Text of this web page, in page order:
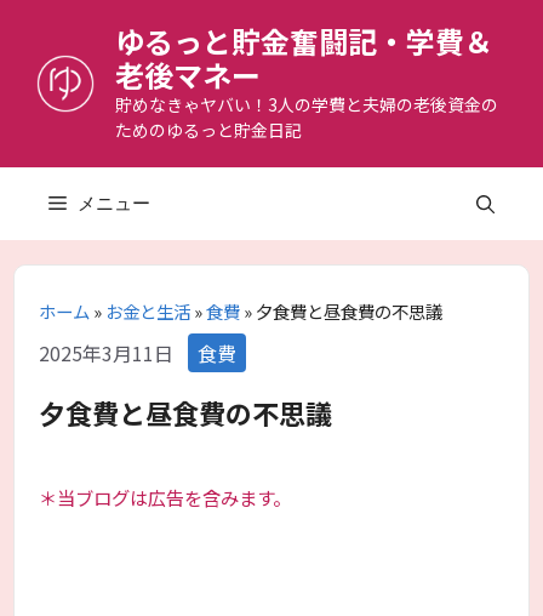
へ
ゆるっと貯金奮闘記・学費＆
老後マネー
貯めなきゃヤバい！3人の学費と夫婦の老後資金の
ためのゆるっと貯金日記
メニュー
ホーム» お金と生活»食費»夕食費と昼食費の不思議
2025年3月11日 カ
テ
ゴ
リ
食費
夕食費と昼食費の不思議
＊当ブログは広告を含みます。